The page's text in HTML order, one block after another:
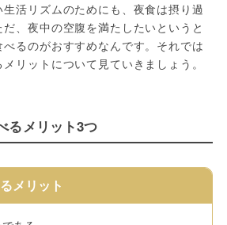
活リズムのためにも、夜食は摂り過
、夜中の空腹を満たしたいというと
るのがおすすめなんです。それでは
リットについて見ていきましょう。
るメリット3つ
メリット